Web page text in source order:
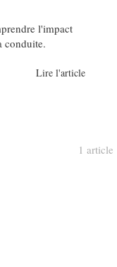
l'impact
conduite.
Lire l'article
1 article